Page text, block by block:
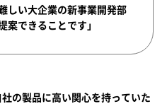
しい大企業の新事業開発部
案できることです」
社の製品に高い関心を持っていた